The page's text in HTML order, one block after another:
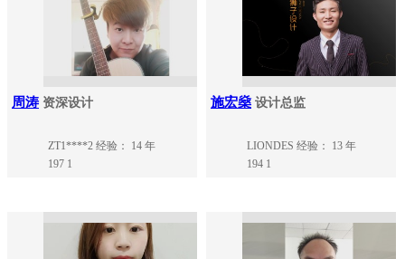
周涛 资深设计
ZT1****2 经验： 14 年
197 1
施宏燊 设计总监
LIONDES 经验： 13 年
194 1